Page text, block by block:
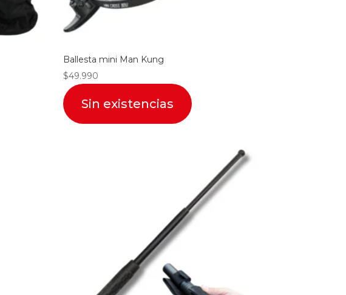
Ballesta mini Man Kung
$49.990
Sin existencias